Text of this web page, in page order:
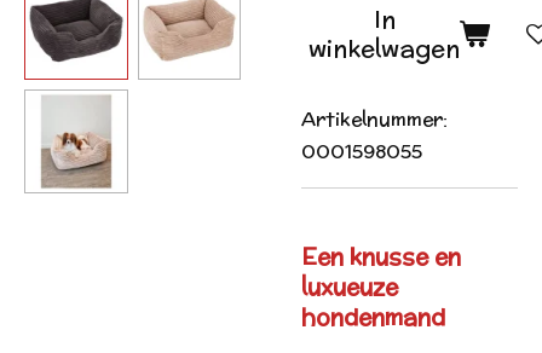
In
winkelwagen
Artikelnummer:
0001598055
Een knusse en
luxueuze
hondenmand